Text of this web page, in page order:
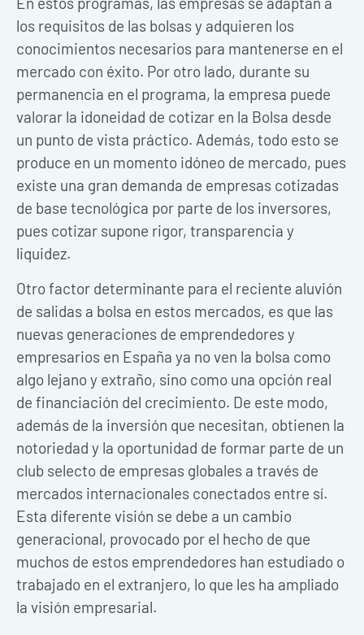
los requisitos de las bolsas y adquieren los
conocimientos necesarios para mantenerse en el
mercado con éxito. Por otro lado, durante su
permanencia en el programa, la empresa puede
valorar la idoneidad de cotizar en la Bolsa desde
un punto de vista práctico. Además, todo esto se
produce en un momento idóneo de mercado, pues
existe una gran demanda de empresas cotizadas
de base tecnológica por parte de los inversores,
pues cotizar supone rigor, transparencia y
liquidez.
Otro factor determinante para el reciente aluvión
de salidas a bolsa en estos mercados, es que las
nuevas generaciones de emprendedores y
empresarios en España ya no ven la bolsa como
algo lejano y extraño, sino como una opción real
de financiación del crecimiento. De este modo,
además de la inversión que necesitan, obtienen la
notoriedad y la oportunidad de formar parte de un
club selecto de empresas globales a través de
mercados internacionales conectados entre sí.
Esta diferente visión se debe a un cambio
generacional, provocado por el hecho de que
muchos de estos emprendedores han estudiado o
trabajado en el extranjero, lo que les ha ampliado
la visión empresarial.